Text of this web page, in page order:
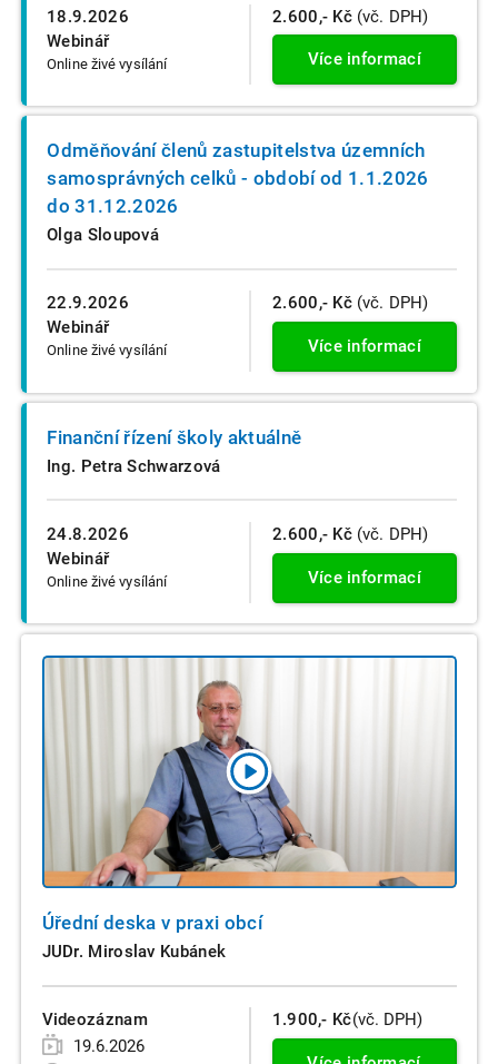
18.9.2026
Webinář
Online živé vysílání
2.600,- Kč (vč. DPH)
Více informací
22.9.2026
Webinář
Online živé vysílání
Odměňování členů zastupitelstva územních
samosprávných celků - období od 1.1.2026
do 31.12.2026
Olga Sloupová
2.600,- Kč (vč. DPH)
Více informací
24.8.2026
Webinář
Online živé vysílání
Finanční řízení školy aktuálně
Ing. Petra Schwarzová
2.600,- Kč (vč. DPH)
Více informací
Úřední deska v praxi obcí
JUDr. Miroslav Kubánek
Videozáznam
19.6.2026
1.900,- Kč(vč. DPH)